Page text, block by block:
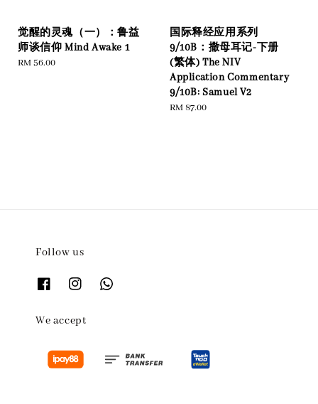
觉醒的灵魂（一）：鲁益
师谈信仰 Mind Awake 1
Regular
RM 56.00
国际释经应用系列
9/10B：撒母耳记-下册
(繁体) The NIV
Application Commentary
9/10B: Samuel V2
Regular
RM 87.00
Follow us
We accept